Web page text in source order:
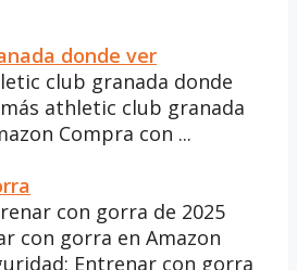
donde ver
club granada donde
athletic club granada
Compra con ...
con gorra de 2025
con gorra en Amazon
Entrenar con gorra